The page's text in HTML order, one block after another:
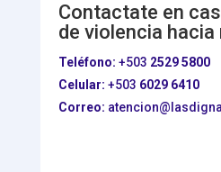
Contactate en
de violencia hacia
Teléfono: +503 2529 5800
Celular: +503 6029 6410
Correo: